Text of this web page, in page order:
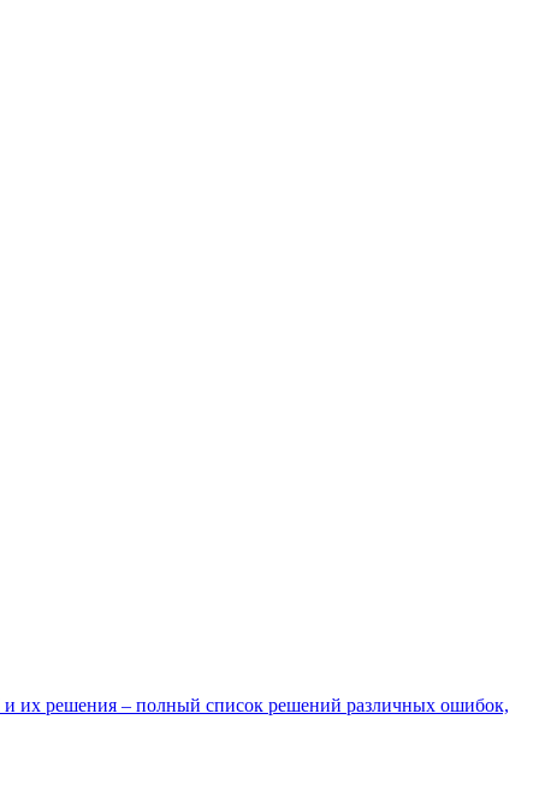
их решения – полный список решений различных ошибок,